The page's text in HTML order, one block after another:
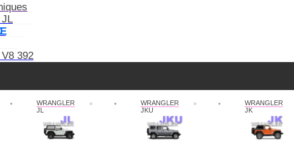
392
WRANGLER
JL
WRANGLER
JKU
WRANGLER
JK